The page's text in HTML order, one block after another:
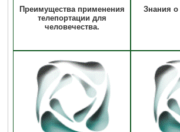
Преимущества применения
телепортации для
человечества.
Знания о